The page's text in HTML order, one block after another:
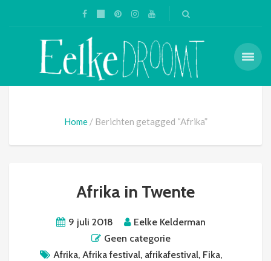
Home Berichten getagged “Afrika”
Afrika in Twente
9 juli 2018
Eelke Kelderman
Geen categorie
Afrika, Afrika festival, afrikafestival, Fika,